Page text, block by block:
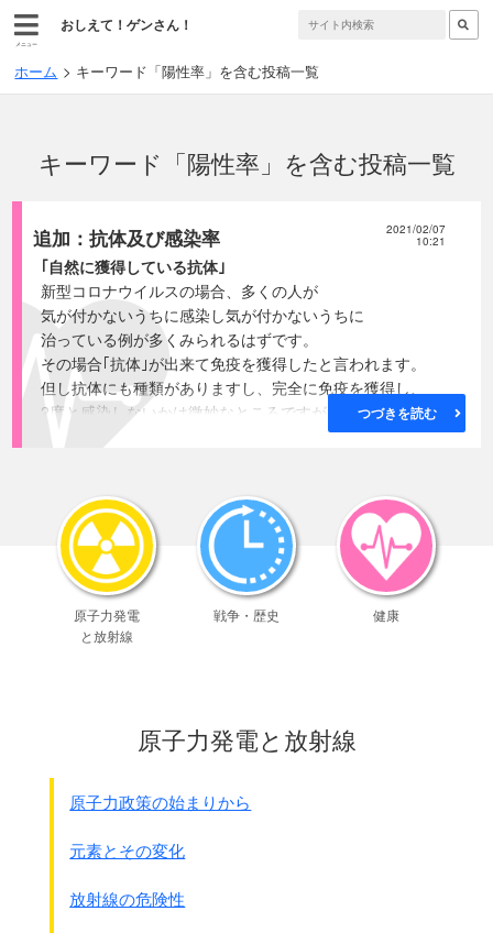
メニュー
おしえて！ゲンさん！
ホーム キーワード「陽性率」を含む投稿一覧
キーワード「陽性率」を含む投稿一覧
追加：抗体及び感染率 2021/02/07
10:21
｢自然に獲得している抗体｣
新型コロナウイルスの場合、多くの人が
気が付かないうちに感染し気が付かないうちに
治っている例が多くみられるはずです。
その場合｢抗体｣が出来て免疫を獲得したと言われます。
但し抗体にも種類がありますし、完全に免疫を獲得し、
2度と感染しないかは微妙なところですが、
基本的には予防できると判断してよいと思います。
☆希望者を募り検査
一般市民 147人の内4.8%が抗体を持っていた。
医療従事者55人の内9.1%が抗体を持っていた。
両方合計の202の内12人(男女各6人)が抗体を持っていた。
新型コロナウイルスに限らず抗体の図が分かりやすいので掲
ウイルス(抗原)の鍵が人間の鍵穴(受容体)に入るのが図の左
人間の鍵穴に入るのを防ぐのが図の右側です。
つづきを読む
原子力発電
と放射線
戦争・歴史 健康
原子力発電と放射線
原子力政策の始まりから
元素とその変化
放射線の危険性